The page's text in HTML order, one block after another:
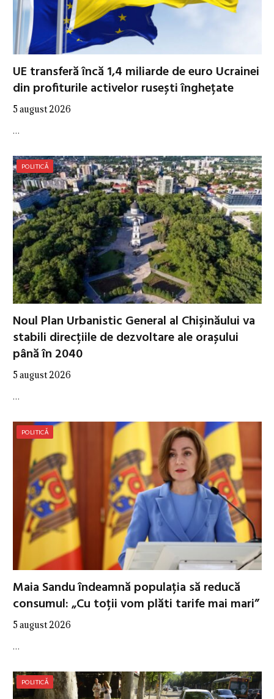
UE transferă încă 1,4 miliarde de euro Ucrainei
din profiturile activelor rusești înghețate
5 august 2026
…
POLITICĂ
Noul Plan Urbanistic General al Chișinăului va
stabili direcțiile de dezvoltare ale orașului
până în 2040
5 august 2026
…
POLITICĂ
Maia Sandu îndeamnă populația să reducă
consumul: „Cu toții vom plăti tarife mai mari”
5 august 2026
…
POLITICĂ